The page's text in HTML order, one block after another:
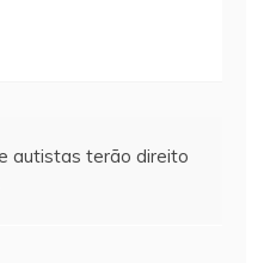
autistas terão direito